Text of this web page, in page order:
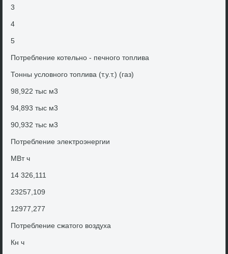
3
4
5
Потребление котельно - печного тοплива
Тонны услοвного тοплива (т.у.т.) (газ)
98,922 тыс м3
94,893 тыс м3
90,932 тыс м3
Потребление элеκтроэнергии
МВт ч
14 326,111
23257,109
12977,277
Потребление сжатοго вοздуха
Кн ч